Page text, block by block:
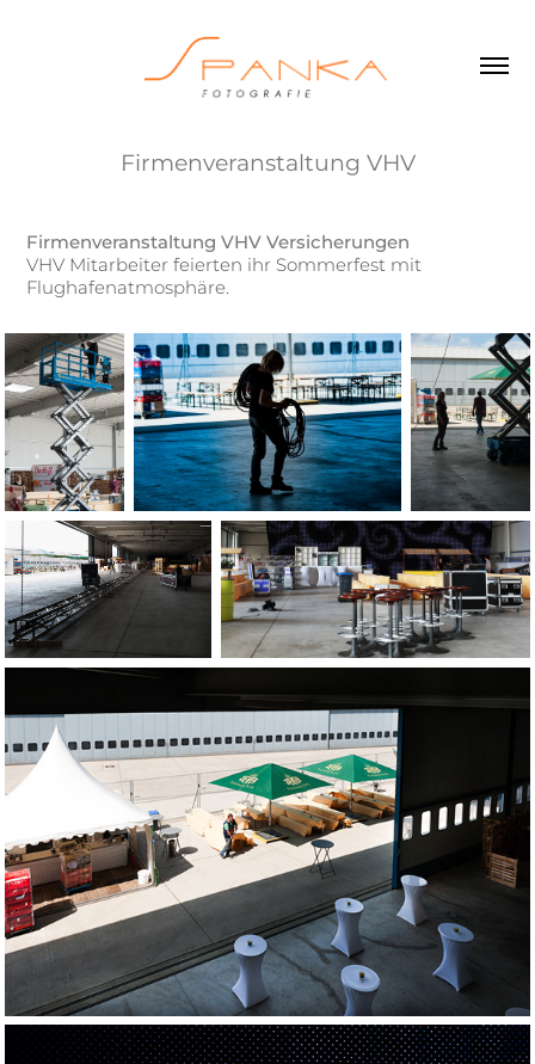
Firmenveranstaltung VHV
Firmenveranstaltung VHV Versicherungen
VHV Mitarbeiter feierten ihr Sommerfest mit
Flughafenatmosphäre.